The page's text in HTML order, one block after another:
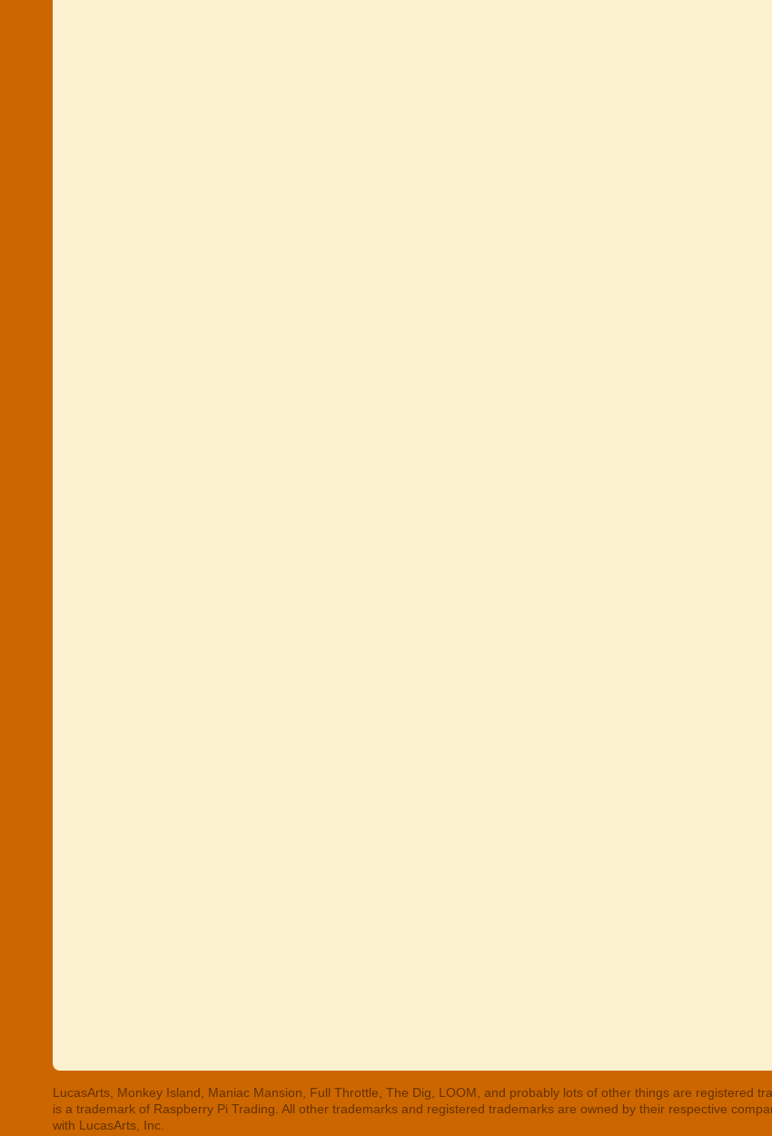
LucasArts, Monkey Island, Maniac Mansion, Full Throttle, The Dig, LOOM, and probably lots of other things are registered
is a trademark of Raspberry Pi Trading. All other trademarks and registered trademarks are owned by their respective
with LucasArts, Inc.